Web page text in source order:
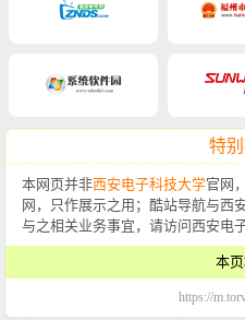
特
本网页并非西安电子科技大学官网
网，只作展示之用；酷站导航与西
与之相关业务事宜，请访问西安电
本
https://